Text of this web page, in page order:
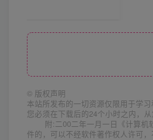
© 版权声明
本站所发布的一切资源仅限用于学
您必须在下载后的24个小时之内，
附:二00二年一月一日《计算
件的，可以不经软件著作权人许可